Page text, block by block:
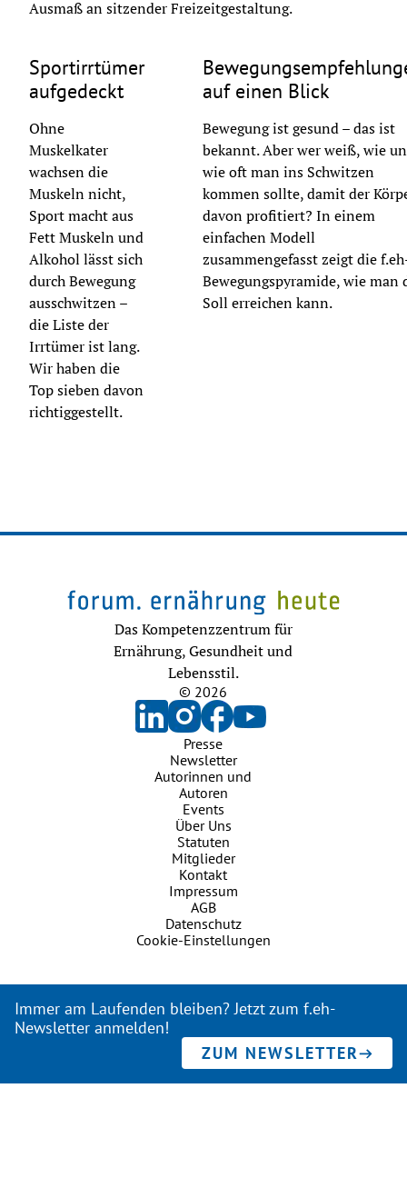
Ausmaß an sitzender Freizeitgestaltung.
© Freepik
Sportirrtümer
aufgedeckt
Ohne
Muskelkater
wachsen die
Muskeln nicht,
Sport macht aus
Fett Muskeln und
Alkohol lässt sich
durch Bewegung
ausschwitzen –
die Liste der
Irrtümer ist lang.
Wir haben die
Top sieben davon
richtiggestellt.
auf einen Blick
Bewegung ist gesund – das ist
bekannt. Aber wer weiß, wie
wie oft man ins Schwitzen
kommen sollte, damit der
davon profitiert? In einem
einfachen Modell
zusammengefasst zeigt die
Bewegungspyramide, wie man
Soll erreichen kann.
Das Kompetenzzentrum für
Ernährung, Gesundheit und
Lebensstil.
© 2026
Presse
Newsletter
Autorinnen und
Autoren
Events
Über Uns
Statuten
Mitglieder
Kontakt
Impressum
AGB
Datenschutz
Cookie-Einstellungen
Immer am Laufenden bleiben? Jetzt zum f.eh-
Newsletter anmelden!
ZUM NEWSLETTER